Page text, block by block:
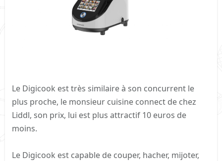
Le Digicook est très similaire à son concurrent le
plus proche, le monsieur cuisine connect de chez
Liddl, son prix, lui est plus attractif 10 euros de
moins.
Le Digicook est capable de couper, hacher, mijoter,